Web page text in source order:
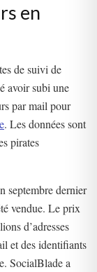
en
de suivi de
avoir subi une
par mail pour
. Les données sont
pirates
septembre dernier
vendue. Le prix
d’adresses
et des identifiants
SocialBlade a